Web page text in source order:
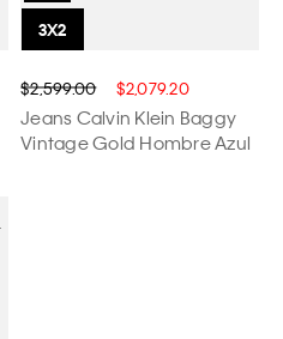
$2,599.00 $2,079.20
Jeans Calvin Klein Baggy
Vintage Gold Hombre Azul